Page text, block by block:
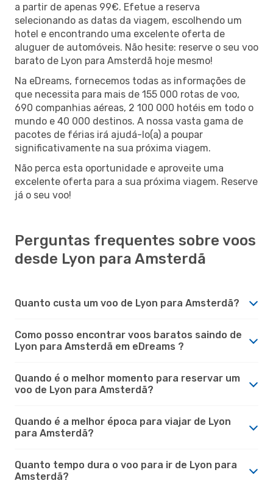
a partir de apenas 99€. Efetue a reserva
selecionando as datas da viagem, escolhendo um
hotel e encontrando uma excelente oferta de
aluguer de automóveis. Não hesite: reserve o seu voo
barato de Lyon para Amsterdã hoje mesmo!
Na eDreams, fornecemos todas as informações de
que necessita para mais de 155 000 rotas de voo,
690 companhias aéreas, 2 100 000 hotéis em todo o
mundo e 40 000 destinos. A nossa vasta gama de
pacotes de férias irá ajudá-lo(a) a poupar
significativamente na sua próxima viagem.
Não perca esta oportunidade e aproveite uma
excelente oferta para a sua próxima viagem. Reserve
já o seu voo!
Perguntas frequentes sobre voos
desde Lyon para Amsterdã
Quanto custa um voo de Lyon para Amsterdã?
Como posso encontrar voos baratos saindo de
Lyon para Amsterdã em eDreams ?
Quando é o melhor momento para reservar um
voo de Lyon para Amsterdã?
Quando é a melhor época para viajar de Lyon
para Amsterdã?
Quanto tempo dura o voo para ir de Lyon para
Amsterdã?